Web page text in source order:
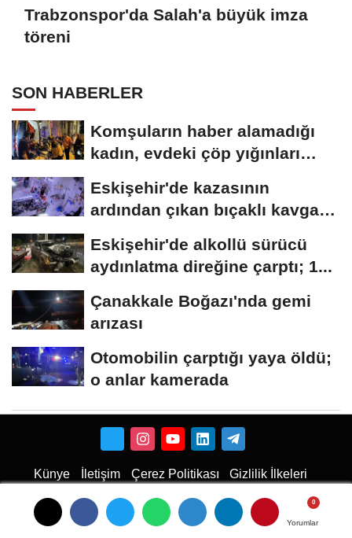
Yorumlar
Yorumlar
Yorumlar
Trabzonspor'da Salah'a büyük imza
töreni
SON HABERLER
Komşuların haber alamadığı
kadın, evdeki çöp yığınları
Eskişehir'de kazasının
ardından çıkan bıçaklı kavga
Eskişehir'de alkollü sürücü
aydınlatma direğine çarptı; 1...
Çanakkale Boğazı'nda gemi
arızası
Otomobilin çarptığı yaya öldü;
o anlar kamerada
Künye İletişim Çerez Politikası Gizlilik İlkeleri
Karaman Haber Haber Karaman Haber Karaman Web Tasarım Hukuki Haber
Karaman
Emlak
Karaman Çiçekci